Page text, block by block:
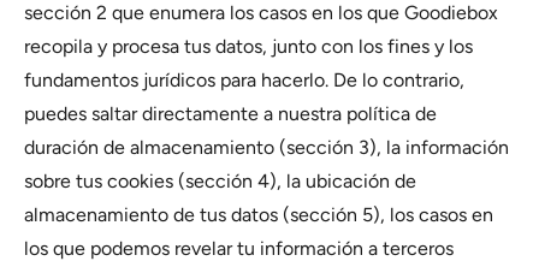
sección 2 que enumera los casos en los que Goodiebox
recopila y procesa tus datos, junto con los fines y los
fundamentos jurídicos para hacerlo. De lo contrario,
puedes saltar directamente a nuestra política de
duración de almacenamiento (sección 3), la información
sobre tus cookies (sección 4), la ubicación de
almacenamiento de tus datos (sección 5), los casos en
los que podemos revelar tu información a terceros